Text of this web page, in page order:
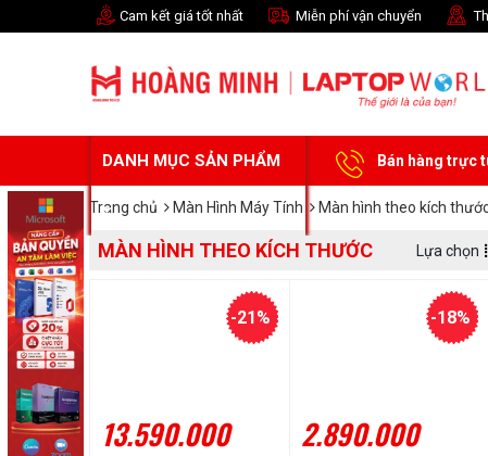
Cam kết giá tốt nhất Miễn phí vận chuyển
DANH MỤC SẢN PHẨM Bán hàng trực
Trang chủ Màn Hình Máy Tính Màn hình theo kích
MÀN HÌNH THEO KÍCH THƯỚC Lựa chọn
13.590.000
-21%
2.890.000
-18%